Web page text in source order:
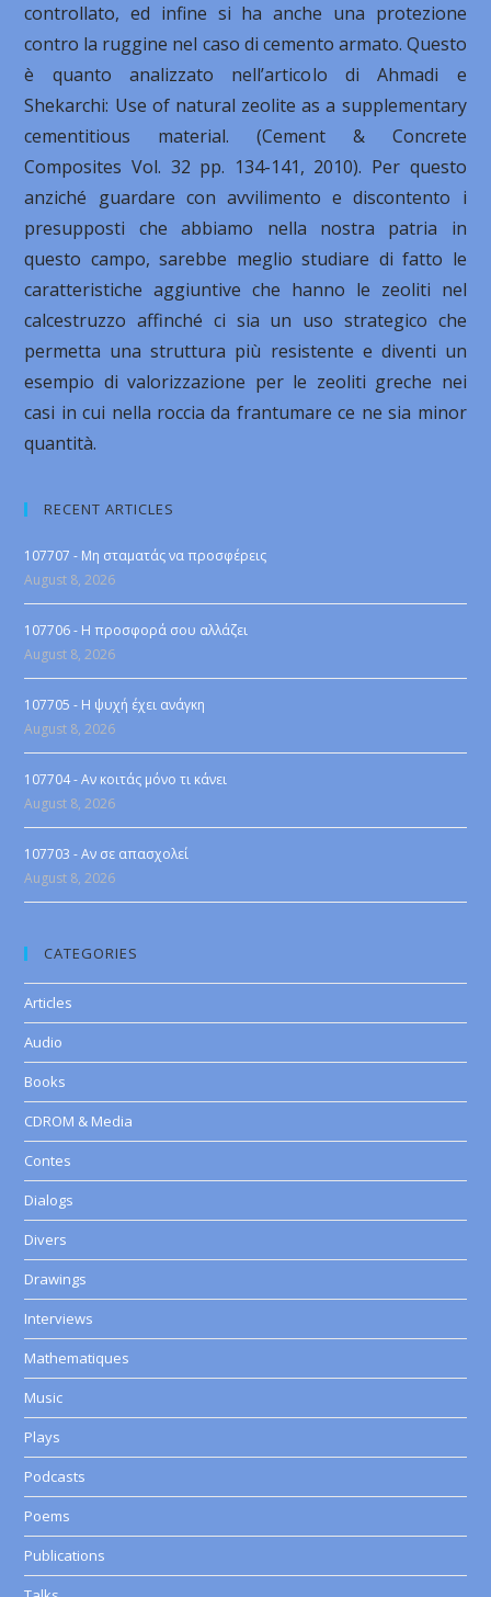
controllato, ed infine si ha anche una protezione
contro la ruggine nel caso di cemento armato. Questo
è quanto analizzato nell’articolo di Ahmadi e
Shekarchi: Use of natural zeolite as a supplementary
cementitious material. (Cement & Concrete
Composites Vol. 32 pp. 134-141, 2010). Per questo
anziché guardare con avvilimento e discontento i
presupposti che abbiamo nella nostra patria in
questo campo, sarebbe meglio studiare di fatto le
caratteristiche aggiuntive che hanno le zeoliti nel
calcestruzzo affinché ci sia un uso strategico che
permetta una struttura più resistente e diventi un
esempio di valorizzazione per le zeoliti greche nei
casi in cui nella roccia da frantumare ce ne sia minor
quantità.
RECENT ARTICLES
107707 - Μη σταματάς να προσφέρεις
August 8, 2026
107706 - Η προσφορά σου αλλάζει
August 8, 2026
107705 - Η ψυχή έχει ανάγκη
August 8, 2026
107704 - Αν κοιτάς μόνο τι κάνει
August 8, 2026
107703 - Αν σε απασχολεί
August 8, 2026
CATEGORIES
Articles
Audio
Books
CDROM & Media
Contes
Dialogs
Divers
Drawings
Interviews
Mathematiques
Music
Plays
Podcasts
Poems
Publications